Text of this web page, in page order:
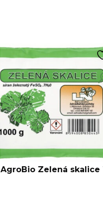
AgroBio Zelená skalice